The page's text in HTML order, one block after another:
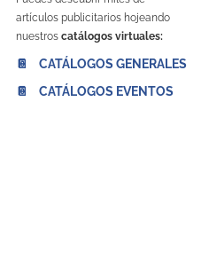
artículos publicitarios hojeando
nuestros catálogos virtuales:
📔 CATÁLOGOS GENERALES
📔 CATÁLOGOS EVENTOS